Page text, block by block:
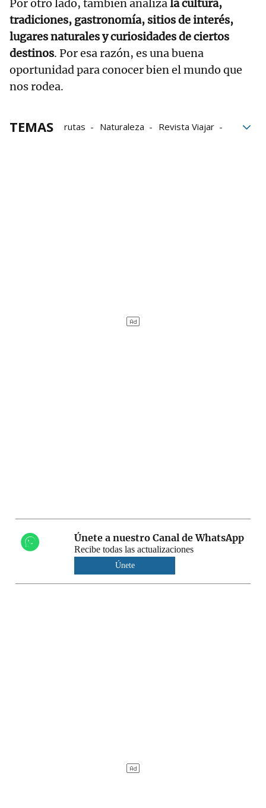
Por otro lado, también analizala cultura,
tradiciones, gastronomía, sitios de interés,
lugares naturales y curiosidades de ciertos
destinos. Por esa razón, es una buena
oportunidad para conocer bien el mundo que
nos rodea.
TEMAS rutas Naturaleza
Revista Viajar
Únete a nuestro Canal de WhatsApp
Recibe todas las actualizaciones
Únete